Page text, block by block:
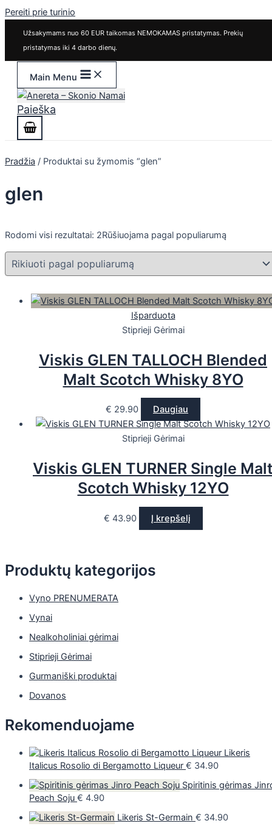
Pereiti prie turinio
Užsakymams nuo 60 EUR taikomas NEMOKAMAS pristatymas. Prekių
pristatymas iki 4 darbo dienų.
Main Menu
Paieška
Produktų kategorijos
Vyno PRENUMERATA
Vynai
Nealkoholiniai gėrimai
Stiprieji Gėrimai
Gurmaniški produktai
Dovanos
Rekomenduojame
Likeris
Italicus Rosolio di Bergamotto Liqueur € 34.90
Spiritinis gėrimas
Peach Soju € 4.90
Likeris St-Germain € 34.90
Pradžia / Produktai su žymomis “glen”
glen
Rodomi visi rezultatai: 2Rūšiuojama pagal populiarumą
Išparduota
Stiprieji Gėrimai
Viskis GLEN TALLOCH Blended
Malt Scotch Whisky 8YO
€ 29.90 Daugiau
Stiprieji Gėrimai
Viskis GLEN TURNER Single
Scotch Whisky 12YO
€ 43.90 Į krepšelį